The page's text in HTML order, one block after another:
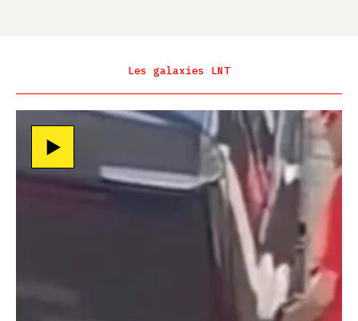
Les galaxies LNT